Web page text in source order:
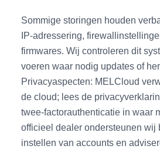
Sommige storingen houden
IP‑adressering,
firmwares. Wij controleren dit
voeren waar nodig updates of
Privacyaspecten: MELCloud
de cloud; lees de
twee‑factorauthenticatie in waar
officieel dealer ondersteunen wij
instellen van accounts en